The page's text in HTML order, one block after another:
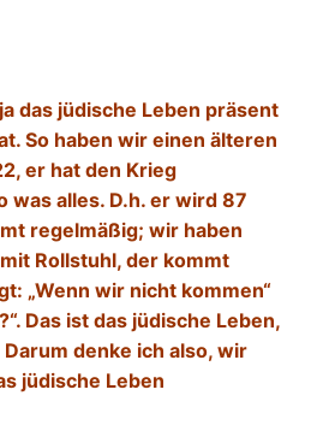
das jüdische Leben präsent
So haben wir einen älteren
er hat den Krieg
was alles. D.h. er wird 87
regelmäßig; wir haben
Rollstuhl, der kommt
„Wenn wir nicht kommen“
Das ist das jüdische Leben,
denke ich also, wir
jüdische Leben